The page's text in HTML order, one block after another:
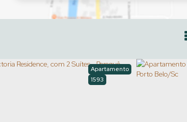
1593
Apartamento